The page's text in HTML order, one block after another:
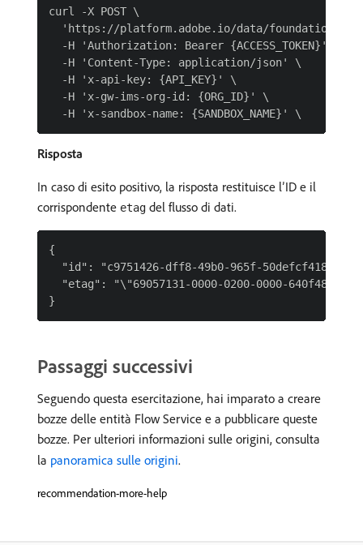
curl -X POST \
'https://platform.adobe.io/data/foundation/
  -H 'Authorization: Bearer {ACCESS_TOKEN}' \
  -H 'Content-Type: application/json' \
  -H 'x-api-key: {API_KEY}' \
  -H 'x-gw-ims-org-id: {ORG_ID}' \
Risposta
In caso di esito positivo, la risposta restituisce l’ID e il
corrispondente etag del flusso di dati.
{
  "id": "c9751426-dff8-49b0-965f-50defcf4187b",
"etag": "\"69057131-0000-0200-0000-
Passaggi successivi
Seguendo questa esercitazione, hai imparato a creare
bozze delle entità Flow Service e a pubblicare queste
bozze. Per ulteriori informazioni sulle origini, consulta
la panoramica sulle origini.
recommendation-more-help